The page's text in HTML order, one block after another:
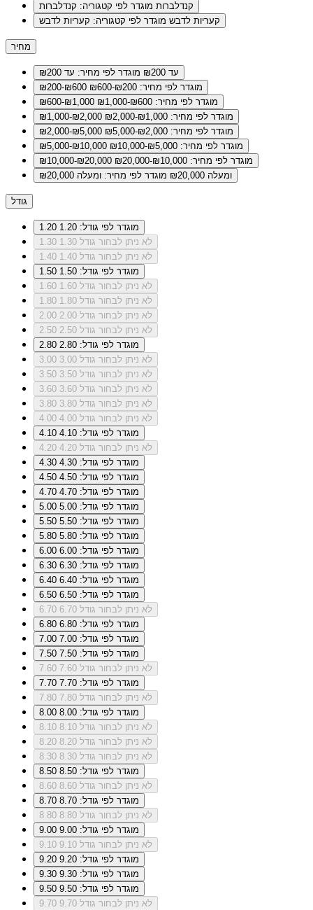
קנדלברות מוגדר לפי קטגוריה: קנדלברות
קעריות לדבש מוגדר לפי קטגוריה: קעריות לדבש
מחיר
עד ₪200
מוגדר לפי מחיר: עד ₪200
₪200-₪600
מוגדר לפי מחיר: ₪200-₪600
₪600-₪1,000
מוגדר לפי מחיר: ₪600-₪1,000
₪1,000-₪2,000
מוגדר לפי מחיר: ₪1,000-₪2,000
₪2,000-₪5,000
מוגדר לפי מחיר: ₪2,000-₪5,000
₪5,000-₪10,000
מוגדר לפי מחיר: ₪5,000-₪10,000
₪10,000-₪20,000
מוגדר לפי מחיר: ₪10,000-₪20,000
ומעלה ₪20,000
מוגדר לפי מחיר: ומעלה ₪20,000
גודל
1.20
מוגדר לפי גודל: 1.20
1.30
לא ניתן לבחור גודל 1.30
1.40
לא ניתן לבחור גודל 1.40
1.50
מוגדר לפי גודל: 1.50
1.60
לא ניתן לבחור גודל 1.60
1.80
לא ניתן לבחור גודל 1.80
2.00
לא ניתן לבחור גודל 2.00
2.50
לא ניתן לבחור גודל 2.50
2.80
מוגדר לפי גודל: 2.80
3.00
לא ניתן לבחור גודל 3.00
3.50
לא ניתן לבחור גודל 3.50
3.60
לא ניתן לבחור גודל 3.60
3.80
לא ניתן לבחור גודל 3.80
4.00
לא ניתן לבחור גודל 4.00
4.10
מוגדר לפי גודל: 4.10
4.20
לא ניתן לבחור גודל 4.20
4.30
מוגדר לפי גודל: 4.30
4.50
מוגדר לפי גודל: 4.50
4.70
מוגדר לפי גודל: 4.70
5.00
מוגדר לפי גודל: 5.00
5.50
מוגדר לפי גודל: 5.50
5.80
מוגדר לפי גודל: 5.80
6.00
מוגדר לפי גודל: 6.00
6.30
מוגדר לפי גודל: 6.30
6.40
מוגדר לפי גודל: 6.40
6.50
מוגדר לפי גודל: 6.50
6.70
לא ניתן לבחור גודל 6.70
6.80
מוגדר לפי גודל: 6.80
7.00
מוגדר לפי גודל: 7.00
7.50
מוגדר לפי גודל: 7.50
7.60
לא ניתן לבחור גודל 7.60
7.70
מוגדר לפי גודל: 7.70
7.80
לא ניתן לבחור גודל 7.80
8.00
מוגדר לפי גודל: 8.00
8.10
לא ניתן לבחור גודל 8.10
8.20
לא ניתן לבחור גודל 8.20
8.30
לא ניתן לבחור גודל 8.30
8.50
מוגדר לפי גודל: 8.50
8.60
לא ניתן לבחור גודל 8.60
8.70
מוגדר לפי גודל: 8.70
8.80
לא ניתן לבחור גודל 8.80
9.00
מוגדר לפי גודל: 9.00
9.10
לא ניתן לבחור גודל 9.10
9.20
מוגדר לפי גודל: 9.20
9.30
מוגדר לפי גודל: 9.30
9.50
מוגדר לפי גודל: 9.50
9.70
לא ניתן לבחור גודל 9.70